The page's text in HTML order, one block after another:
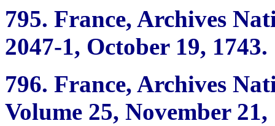
795. France, Archives
2047-1, October 19, 1743.
796. France, Archives
Volume 25, November